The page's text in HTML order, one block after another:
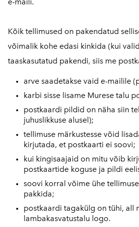
Kõik tellimused on pakendatud
võimalik kohe edasi kinkida (kui
taaskasutatud pakendi, siis me
arve saadetakse vaid e-mailile
karbi sisse lisame Murese talu
postkaardi pildid on näha siin
juhuslikkuse alusel);
tellimuse märkustesse võid
kirjutada, et postkaarti ei soovi;
kui kingisaajaid on mitu võib
postkaartide koguse ja pildi
soovi korral võime ühe
pakkida;
postkaardi tagakülg on tühi, all
lambakasvatustalu logo.